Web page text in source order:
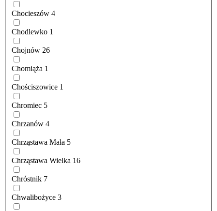
Chocieszów 4
Chodlewko 1
Chojnów 26
Chomiąża 1
Chościszowice 1
Chromiec 5
Chrzanów 4
Chrząstawa Mała 5
Chrząstawa Wielka 16
Chróstnik 7
Chwalibożyce 3